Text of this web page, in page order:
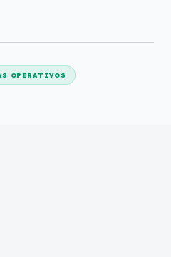
OPERATIVOS